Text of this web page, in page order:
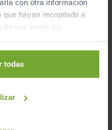
con otra información
hayan recopilado a
de sus servicios.
todas
tu casa, en cualquier
a nuestros
Sibuscascoche?